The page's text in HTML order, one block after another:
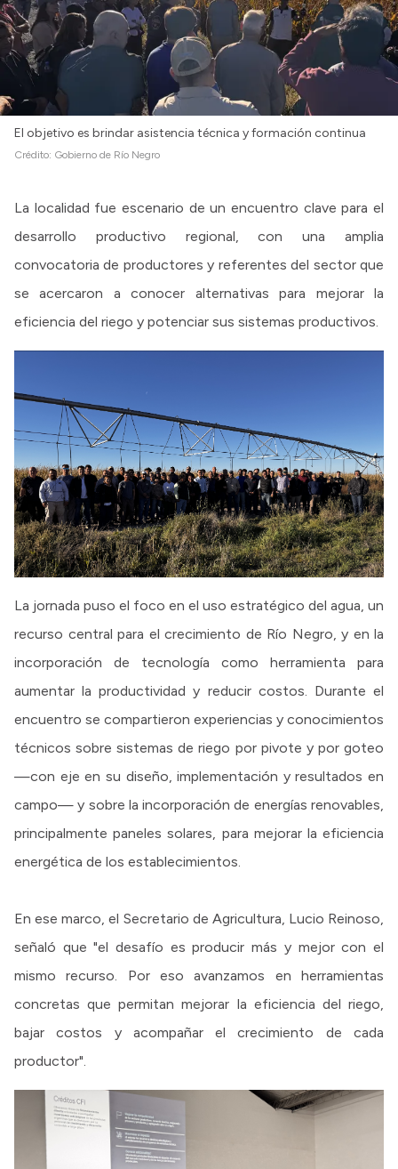
El objetivo es brindar asistencia técnica y formación continua
Crédito: Gobierno de Río Negro
La localidad fue escenario de un encuentro clave para el
desarrollo productivo regional, con una amplia
convocatoria de productores y referentes del sector que
se acercaron a conocer alternativas para mejorar la
eficiencia del riego y potenciar sus sistemas productivos.
La jornada puso el foco en el uso estratégico del agua, un
recurso central para el crecimiento de Río Negro, y en la
incorporación de tecnología como herramienta para
aumentar la productividad y reducir costos. Durante el
encuentro se compartieron experiencias y conocimientos
técnicos sobre sistemas de riego por pivote y por goteo
—con eje en su diseño, implementación y resultados en
campo— y sobre la incorporación de energías renovables,
principalmente paneles solares, para mejorar la eficiencia
energética de los establecimientos.
En ese marco, el Secretario de Agricultura, Lucio Reinoso,
señaló que "el desafío es producir más y mejor con el
mismo recurso. Por eso avanzamos en herramientas
concretas que permitan mejorar la eficiencia del riego,
bajar costos y acompañar el crecimiento de cada
productor".